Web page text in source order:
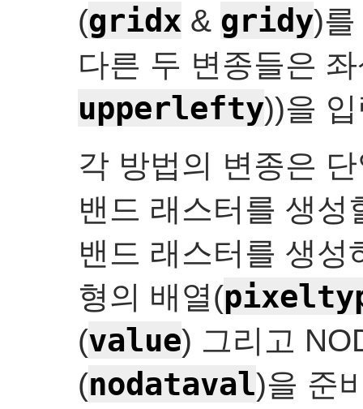
(gridx & gridy)를
다른 두 변종들은
upperlefty))을
각 방법의 변종은
밴드 래스터를 생
밴드 래스터를 생
형의 배열(
(value) 그리고
(nodataval)을 준